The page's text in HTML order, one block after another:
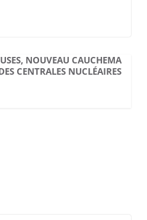
NOUVEAU CAUCHEMA
CENTRALES NUCLÉAIRES